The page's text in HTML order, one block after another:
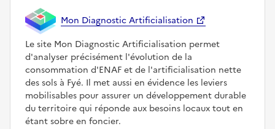
Mon Diagnostic Artificialisation
Le site Mon Diagnostic Artificialisation permet
d'analyser précisément l'évolution de la
consommation d'ENAF et de l'artificialisation nette
des sols à Fyé. Il met aussi en évidence les leviers
mobilisables pour assurer un développement durable
du territoire qui réponde aux besoins locaux tout en
étant sobre en foncier.